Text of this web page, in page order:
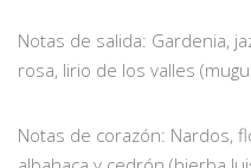
Notas de salida: Gardenia,
rosa, lirio de los valles
Notas de corazón: Nardos,